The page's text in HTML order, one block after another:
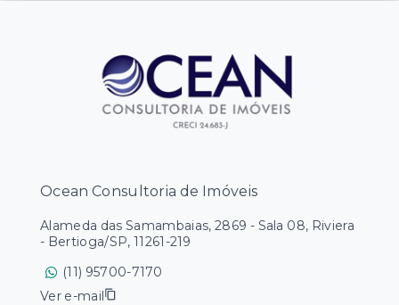
Ocean Consultoria de Imóveis
Alameda das Samambaias, 2869 - Sala 08, Riviera
- Bertioga/SP, 11261-219
(11) 95700-7170
Ver e-mail